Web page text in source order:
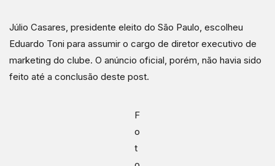
Júlio Casares, presidente eleito do São Paulo, escolheu
Eduardo Toni para assumir o cargo de diretor executivo de
marketing do clube. O anúncio oficial, porém, não havia sido
feito até a conclusão deste post.
F
o
t